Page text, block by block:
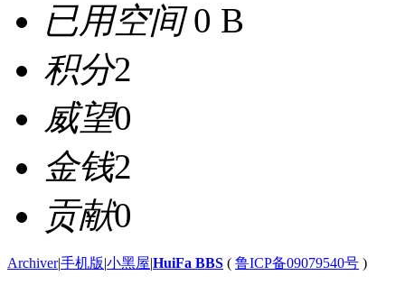
已用空间0 B
积分2
威望0
金钱2
贡献0
Archiver|手机版|小黑屋|HuiFa BBS ( 鲁ICP备09079540号 )